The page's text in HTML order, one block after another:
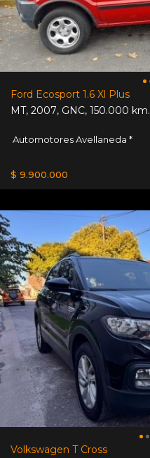
Ford Ecosport 1.6 Xl Plus
MT, 2007, GNC, 150.000 km.
Automotores Avellaneda *
$ 9.900.000
Volkswagen T Cross